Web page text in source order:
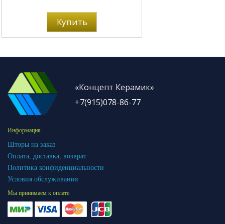
Купить
«Концепт Керамик»
+7(915)078-86-77
Информация
Шторы на заказ
Оплата, доставка, возврат
Политика конфиденциальности
Условия обслуживания
Мы принимаем к оплате